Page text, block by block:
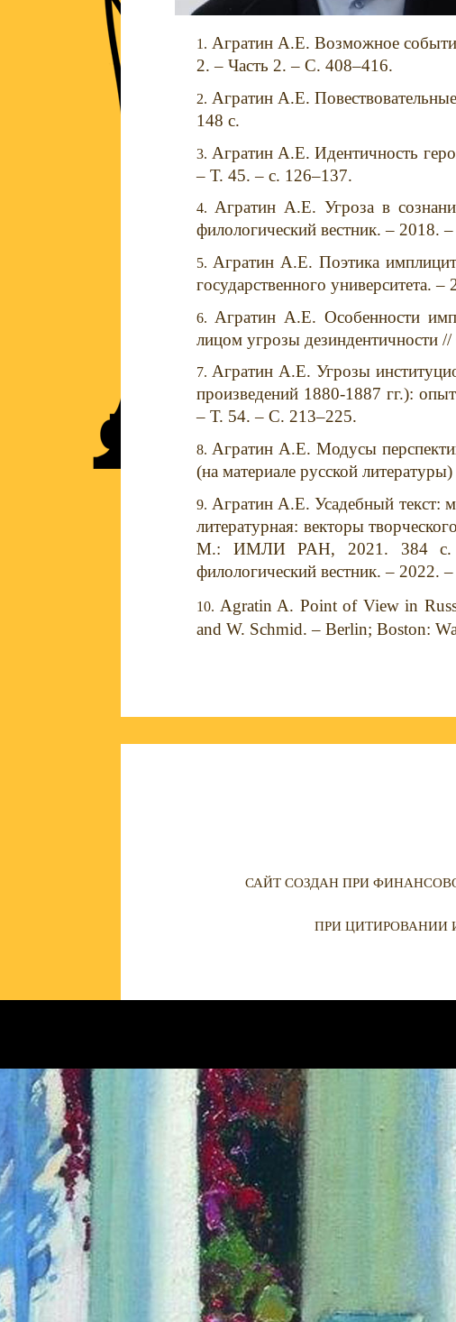
Агратин А.Е. Возможное
2. – Часть 2. – С. 408–416.
Агратин А.Е.
148 с.
Агратин А.Е. Идентичность
– Т. 45. – c. 126–137.
Агратин А.Е. Угроза в
филологический вестник. –
Агратин А.Е. Поэтика
государственного университета.
Агратин А.Е. Особенности
лицом угрозы дезиндентичности
Агратин А.Е. Угрозы
произведений 1880-1887 гг.):
– Т. 54. – С. 213–225.
Агратин А.Е. Модусы
(на материале русской
Агратин А.Е. Усадебный текст:
литературная: векторы
М.: ИМЛИ РАН, 2021. 384 с.
филологический вестник. –
Agratin A. Point of View in
and W. Schmid. – Berlin; Boston:
САЙТ СОЗДАН ПРИ
ПРИ ЦИТИРОВАНИИ